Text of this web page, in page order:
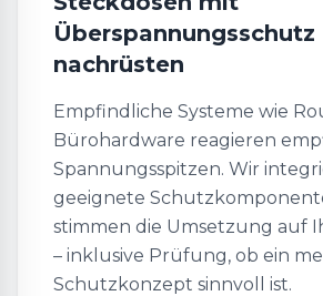
Überspannungsschutz
nachrüsten
Empfindliche Systeme wie
Bürohardware reagieren
Spannungsspitzen. Wir
geeignete
stimmen die Umsetzung auf
– inklusive Prüfung, ob ein
Schutzkonzept sinnvoll ist.